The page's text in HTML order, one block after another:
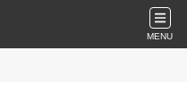
MENU